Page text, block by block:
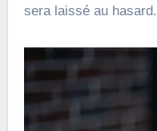
sera laissé au hasard.